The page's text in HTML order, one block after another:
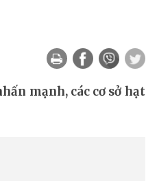
mạnh, các cơ sở hạt